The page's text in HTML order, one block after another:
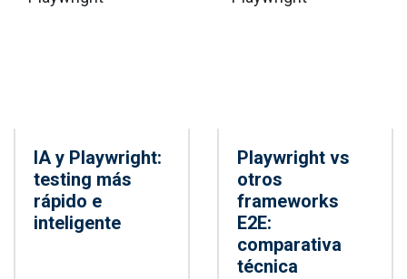
IA y Playwright:
testing más
rápido e
inteligente
Playwright vs
otros
frameworks
E2E:
comparativa
técnica